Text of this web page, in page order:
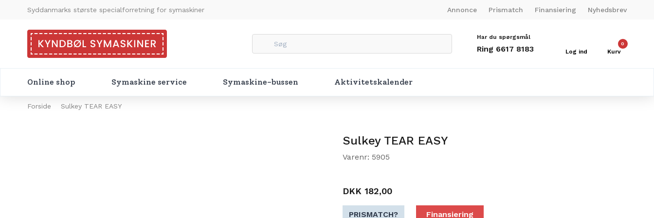
Syddanmarks største specialforretning for symaskiner Annonce Prismatch Finansiering Nyhedsbrev
Har du spørgsmål
Ring 6617 8183 Log ind
0
Kurv
Online shop Symaskine service Symaskine-bussen Aktivitetskalender
Forside Sulkey TEAR EASY
Sulkey TEAR EASY
Varenr: 5905
DKK 182,00
PRISMATCH? Finansiering